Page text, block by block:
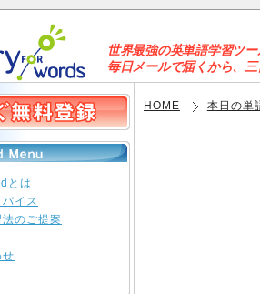
世界最強の英単語学習ツ
毎日メールで届くから、
HOME 本日の単
とは
イス
のご提案
せ